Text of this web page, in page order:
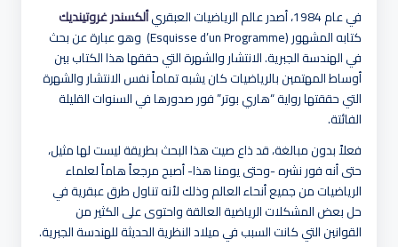
في عام 1984، أصدر عالم الرياضيات العبقري
ألكسندر غروتينديك
كتابه المشهور (Esquisse d’un Programme) وهو عبارة عن بحث
في الهندسة الجبرية. الانتشار والشهرة التي حققها هذا الكتاب بين
أوساط المهتمين بالرياضيات كان يشبه تماماً نفس الانتشار والشهرة
التي حققتها رواية “هاري بوتر” فور صدورها في السنوات القليلة
الفائتة.
فعلاً بدون مبالغة، قد ذاع صيت هذا البحث بطريقة ليست لها مثيل،
حتى أنه فور نشره -وحتى يومنا هذا- أصبح مرجعاً هاماً لعلماء
الرياضيات من جميع أنحاء العالم وذلك لأنه تناول طرق عبقرية في
حل بعض المشكلات الرياضية العالقة واحتوى على الكثير من
القوانين التي كانت السبب في ميلاد النظرية الحديثة للهندسة الجبرية.